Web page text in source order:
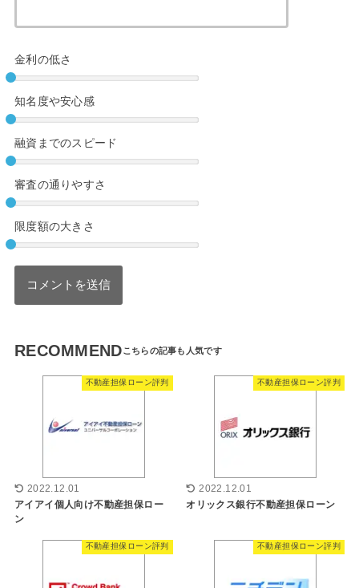
金利の低さ
知名度や安心感
融資までのスピード
審査の通りやすさ
限度額の大きさ
RECOMMEND
不動産担保ローン評判
2022.12.01
アイアイ個人向け不動産担保ロー
ン
不動産担保ローン評判
2022.12.01
オリックス銀行不動産担保ローン
不動産担保ローン評判 不動産担保ローン評判